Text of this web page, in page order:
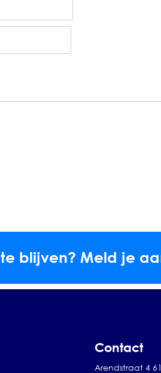
blijven? Meld je
Contact
Arendstraat 4